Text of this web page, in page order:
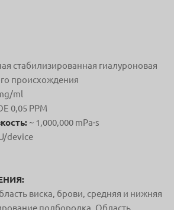
стабилизированная гиалуроновая
происхождения
ml
0,05 PPM
~ 1,000,000 mPa∙s
device
виска, брови, средняя и нижняя
подбородка. Область